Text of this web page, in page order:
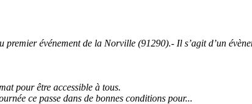
événement de la Norville (91290).- Il s’agit d’un
pour être accessible à tous.
ce passe dans de bonnes conditions pour...